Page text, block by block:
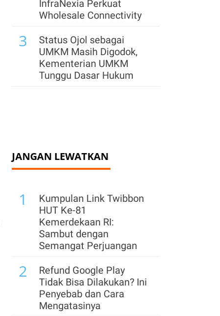
InfraNexia Perkuat
Wholesale Connectivity
3
Status Ojol sebagai
UMKM Masih Digodok,
Kementerian UMKM
Tunggu Dasar Hukum
JANGAN LEWATKAN
1
Kumpulan Link Twibbon
HUT Ke-81
Kemerdekaan RI:
Sambut dengan
Semangat Perjuangan
2
Refund Google Play
Tidak Bisa Dilakukan? Ini
Penyebab dan Cara
Mengatasinya